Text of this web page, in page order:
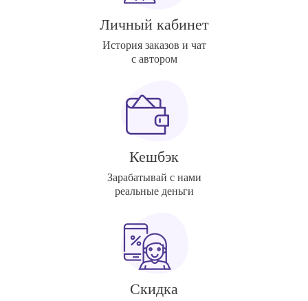
Личный кабинет
История заказов и чат
с автором
Кешбэк
Зарабатывай с нами
реальные деньги
Скидка